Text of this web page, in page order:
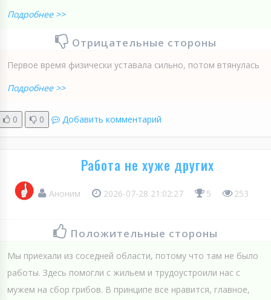
Подробнее >>
Отрицательные стороны
Первое время физически уставала сильно, потом втянулась
Подробнее >>
0 0 Добавить комментарий
Работа не хуже других
Аноним 2026-07-28 21:02:27 5 253
Положительные стороны
Мы приехали из соседней области, потому что там не было
работы. Здесь помогли с жильем и трудоустроили нас с
мужем на сбор грибов. В принципе все нравится, главное,